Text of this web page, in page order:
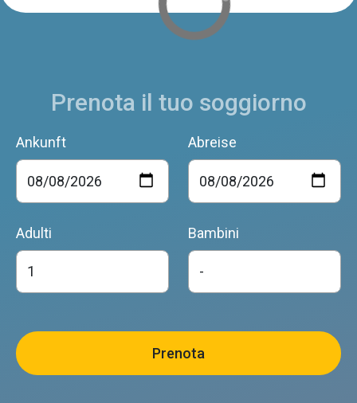
Prenota il tuo soggiorno
Ankunft Abreise
Adulti Bambini